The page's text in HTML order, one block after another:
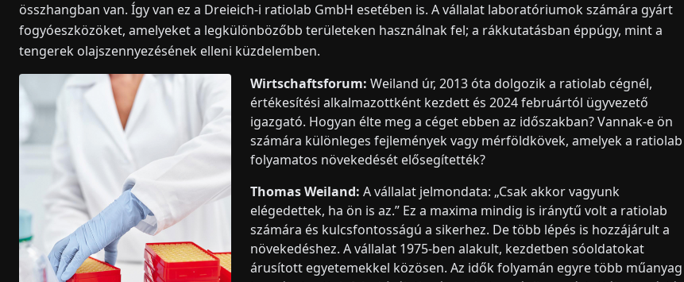
összhangban van. Így van ez a Dreieich-i ratiolab GmbH esetében is. A vállalat laboratóriumok számára gyárt
fogyóeszközöket, amelyeket a legkülönbözőbb területeken használnak fel; a rákkutatásban éppúgy, mint a
tengerek olajszennyezésének elleni küzdelemben.
Wirtschaftsforum: Weiland úr, 2013 óta dolgozik a ratiolab cégnél,
értékesítési alkalmazottként kezdett és 2024 februártól ügyvezető
igazgató. Hogyan élte meg a céget ebben az időszakban? Vannak-e ön
számára különleges fejlemények vagy mérföldkövek, amelyek a ratiolab
folyamatos növekedését elősegítették?
Thomas Weiland: A vállalat jelmondata: „Csak akkor vagyunk
elégedettek, ha ön is az.” Ez a maxima mindig is iránytű volt a ratiolab
számára és kulcsfontosságú a sikerhez. De több lépés is hozzájárult a
növekedéshez. A vállalat 1975-ben alakult, kezdetben sóoldatokat
árusított egyetemekkel közösen. Az idők folyamán egyre több műanyag